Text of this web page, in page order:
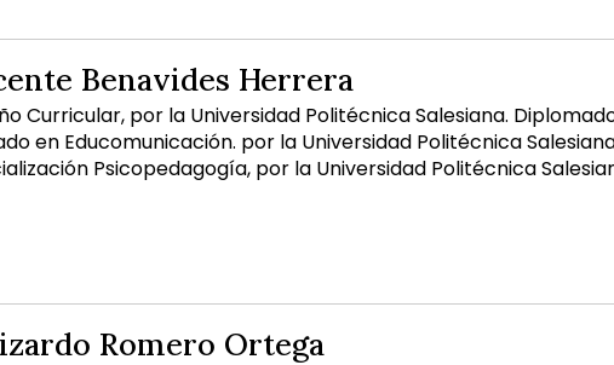
Benavides Herrera
Curricular, por la Universidad Politécnica Salesiana.
en Educomunicación. por la Universidad Politécnica
Psicopedagogía, por la Universidad Politécnica
Romero Ortega